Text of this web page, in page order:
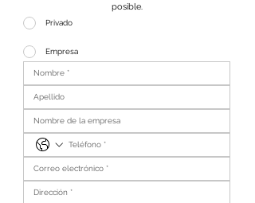
posible.
Privado
Empresa